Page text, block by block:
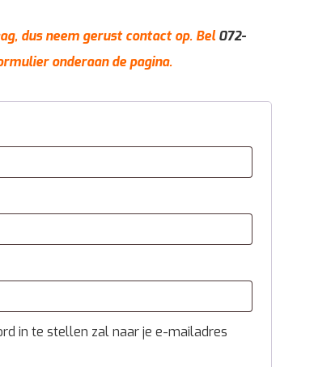
dus neem gerust contact op. Bel072-
onderaan de pagina.
in te stellen zal naar je e-mailadres